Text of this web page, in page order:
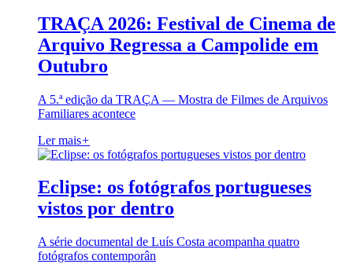
TRAÇA 2026: Festival de Cinema de
Arquivo Regressa a Campolide em
Outubro
A 5.ª edição da TRAÇA — Mostra de Filmes de Arquivos
Familiares acontece
Ler mais+
Eclipse: os fotógrafos portugueses
vistos por dentro
A série documental de Luís Costa acompanha quatro
fotógrafos contemporân